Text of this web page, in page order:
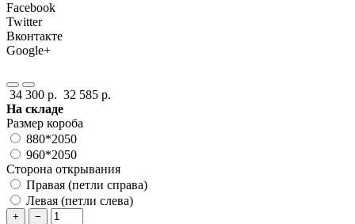
Facebook
Twitter
Вконтакте
Google+
34 300 р. 32 585 р.
На складе
Размер короба
880*2050
960*2050
Сторона открывания
Правая (петли справа)
Левая (петли слева)
+
−